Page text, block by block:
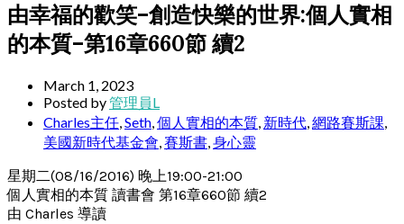
由幸福的歡笑–創造快樂的世界:個人實相
的本質–第16章660節 續2
March 1, 2023
Posted by管理員L
Charles主任,Seth,個人實相的本質, 新時代,網路賽斯課,
美國新時代基金會,賽斯書,身心靈
星期二(08/16/2016) 晚上19:00-21:00
個人實相的本質 讀書會 第16章660節 續2
由 Charles 導讀